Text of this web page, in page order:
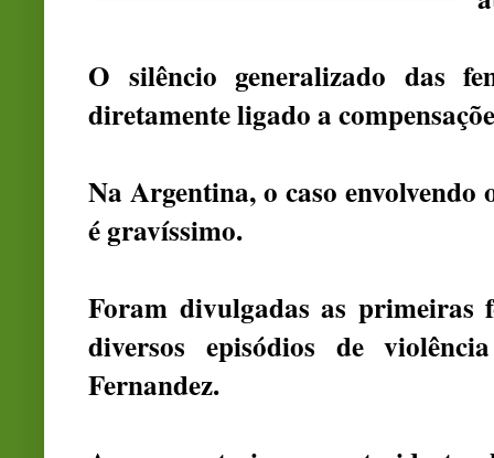
O silêncio generalizado das
diretamente ligado a
Na Argentina, o caso
é gravíssimo.
Foram divulgadas as primeiras
diversos episódios de
Fernandez.